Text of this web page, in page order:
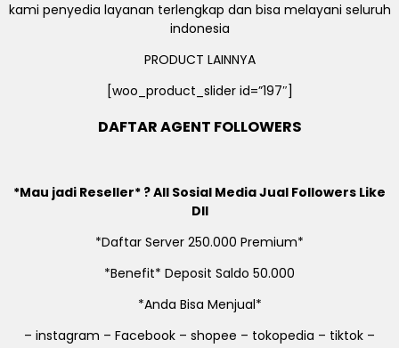
kami penyedia layanan terlengkap dan bisa melayani seluruh
indonesia
PRODUCT LAINNYA
[woo_product_slider id=”197″]
DAFTAR AGENT FOLLOWERS
*Mau jadi Reseller* ? All Sosial Media Jual Followers Like
Dll
*Daftar Server 250.000 Premium*
*Benefit* Deposit Saldo 50.000
*Anda Bisa Menjual*
– instagram – Facebook – shopee – tokopedia – tiktok –